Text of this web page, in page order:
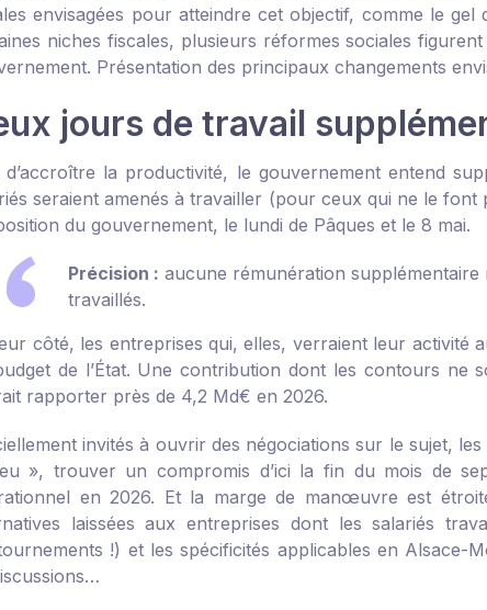
envisagées pour atteindre cet objectif, comme le
niches fiscales, plusieurs réformes sociales
Présentation des principaux changements
jours de travail
d’accroître la productivité, le gouvernement entend
seraient amenés à travailler (pour ceux qui ne le
du gouvernement, le lundi de Pâques et le 8 mai.
Précision : aucune rémunération
travaillés.
côté, les entreprises qui, elles, verraient leur activité
de l’État. Une contribution dont les contours ne
rapporter près de 4,2 Md€ en 2026.
invités à ouvrir des négociations sur le sujet,
», trouver un compromis d’ici la fin du mois de
en 2026. Et la marge de manœuvre est
laissées aux entreprises dont les salariés
!) et les spécificités applicables en Alsace-